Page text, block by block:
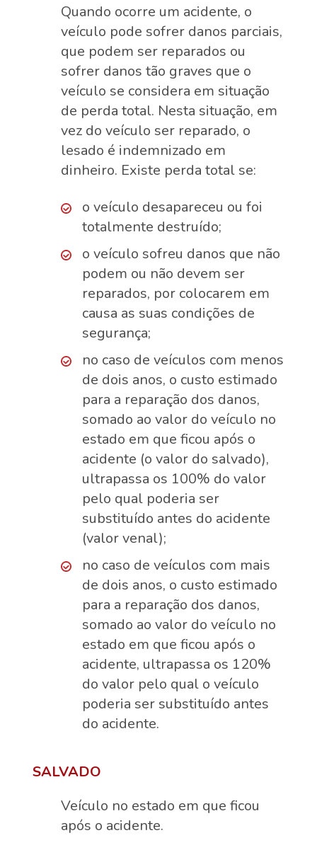
Quando ocorre um acidente, o
veículo pode sofrer danos parciais,
que podem ser reparados ou
sofrer danos tão graves que o
veículo se considera em situação
de perda total. Nesta situação, em
vez do veículo ser reparado, o
lesado é indemnizado em
dinheiro. Existe perda total se:
o veículo desapareceu ou foi
totalmente destruído;
o veículo sofreu danos que não
podem ou não devem ser
reparados, por colocarem em
causa as suas condições de
segurança;
no caso de veículos com menos
de dois anos, o custo estimado
para a reparação dos danos,
somado ao valor do veículo no
estado em que ficou após o
acidente (o valor do salvado),
ultrapassa os 100% do valor
pelo qual poderia ser
substituído antes do acidente
(valor venal);
no caso de veículos com mais
de dois anos, o custo estimado
para a reparação dos danos,
somado ao valor do veículo no
estado em que ficou após o
acidente, ultrapassa os 120%
do valor pelo qual o veículo
poderia ser substituído antes
do acidente.
SALVADO
Veículo no estado em que ficou
após o acidente.